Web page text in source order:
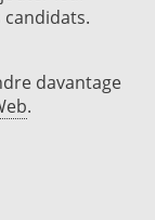
davantage
.